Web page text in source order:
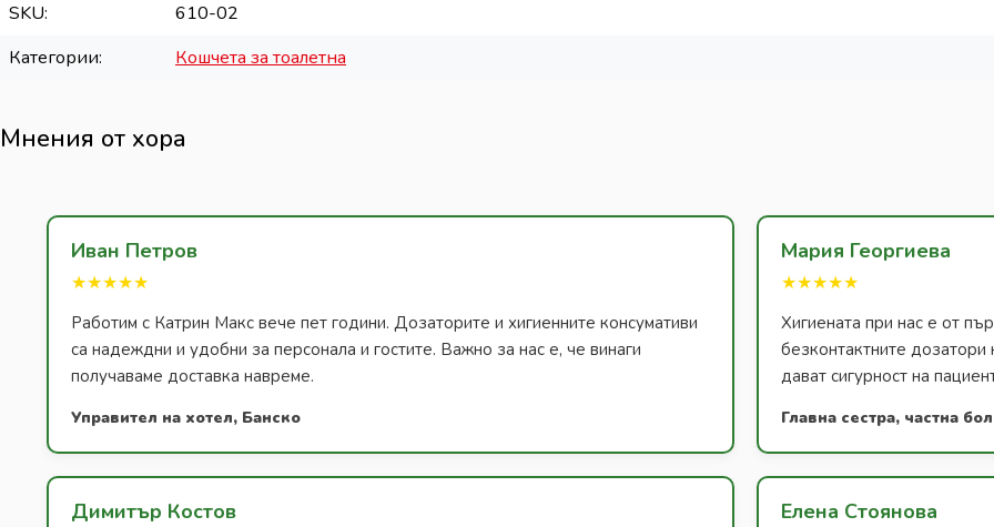
SKU
610-02
Категории
Кошчета за тоалетна
Мнения от хора
Иван Петров
★★★★★
Работим с Катрин Макс вече пет години. Дозаторите и хигиенните консумативи
са надеждни и удобни за персонала и гостите. Важно за нас е, че винаги
получаваме доставка навреме.
Управител на хотел, Банско
Мария Георгиева
★★★★★
Хигиената при нас е от
безконтактните дозатори
дават сигурност на
Главна сестра, частна
Димитър Костов Елена Стоянова